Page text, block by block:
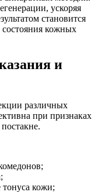
ускоряя
становится
кожных
и
различных
при признаках
кожи;